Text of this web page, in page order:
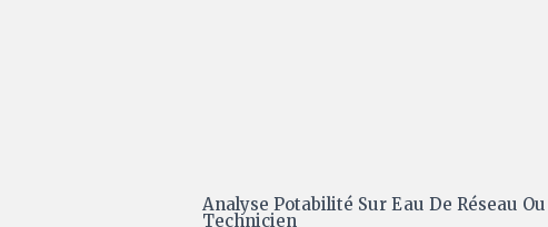
Analyse Potabilité Sur Eau De Réseau
Technicien